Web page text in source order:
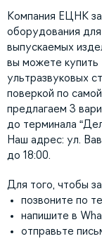
Компания ЕЦНК
оборудования
выпускаемых
вы можете
ультразвуковых
поверкой по
предлагаем 3
до терминала
Наш адрес: ул.
до 18:00.
Для того, чтобы
позвоните по
напишите в
отправьте